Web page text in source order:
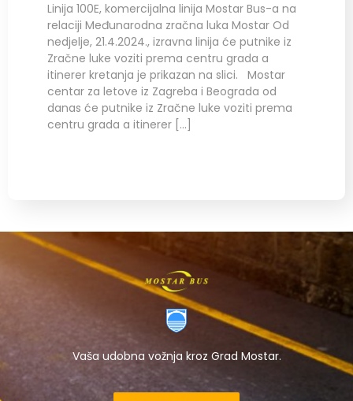
Linija 100E, komercijalna linija Mostar Bus-a na
relaciji Međunarodna zračna luka Mostar Od
nedjelje, 21.4.2024., izravna linija će putnike iz
Zračne luke voziti prema centru grada a
itinerer kretanja je prikazan na slici. Mostar
centar za letove iz Zagreba i Beograda od
danas će putnike iz Zračne luke voziti prema
centru grada a itinerer […]
Vaša udobna vožnja kroz Grad Mostar.